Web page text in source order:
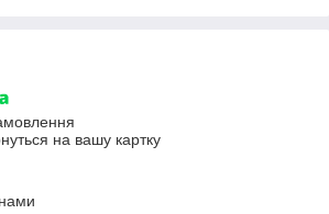
на вашу картку